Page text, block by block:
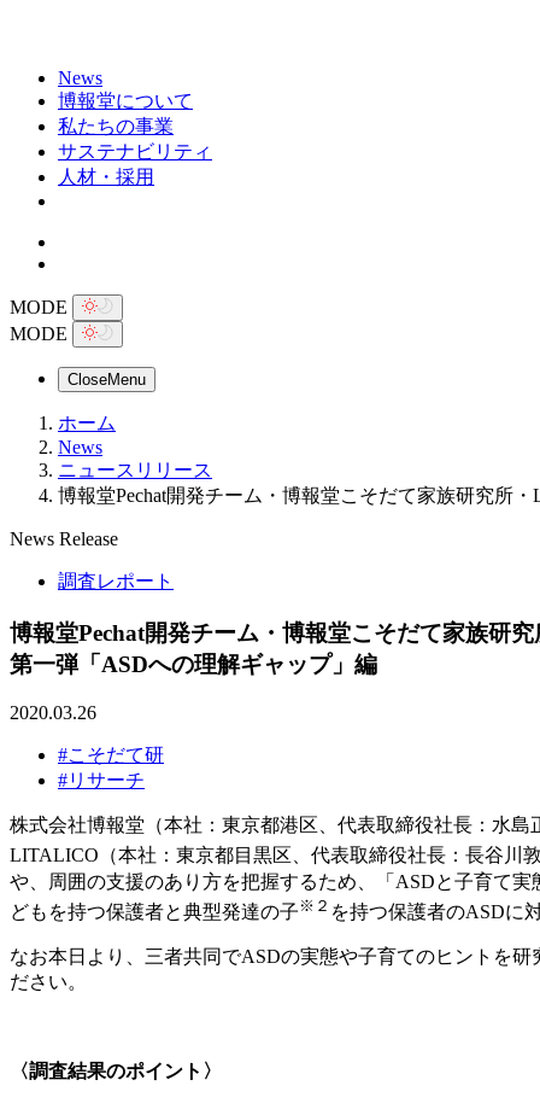
News
博報堂について
私たちの事業
サステナビリティ
人材・採用
MODE
MODE
CloseMenu
ホーム
News
ニュースリリース
博報堂Pechat開発チーム・博報堂こそだて家族研究所
News Release
調査レポート
博報堂Pechat開発チーム・博報堂こそだて家族研
第一弾「ASDへの理解ギャップ」編
2020.03.26
#こそだて研
#リサーチ
株式会社博報堂（本社：東京都港区、代表取締役社長：水
LITALICO（本社：東京都目黒区、代表取締役社長：長谷川
や、周囲の支援のあり方を把握するため、「ASDと子育て
どもを持つ保護者と典型発達の子 ※２ を持つ保護者のASDに
なお本日より、三者共同でASDの実態や子育てのヒントを
ださい。
〈調査結果のポイント〉